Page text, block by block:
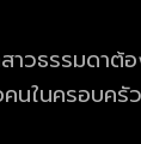
าวธรรมดา
นในครอบครั